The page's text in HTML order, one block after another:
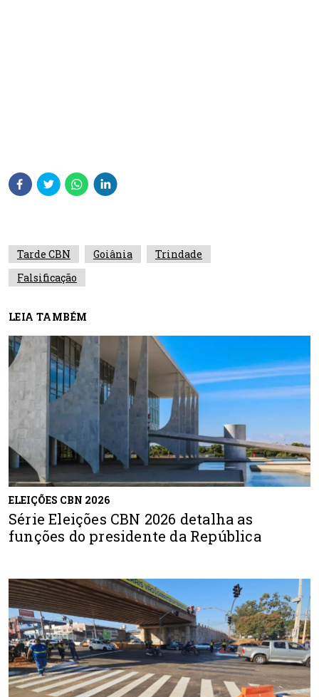
Tarde CBN Goiânia
Trindade
Falsificação
LEIA TAMBÉM
ELEIÇÕES CBN 2026
Série Eleições CBN 2026 detalha as
funções do presidente da República